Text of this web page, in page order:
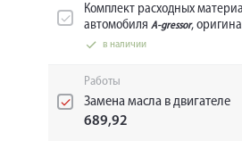
Комплект расходных
автомобиля A-gressor,
в наличии
Работы
Замена масла в двигателе
689,92